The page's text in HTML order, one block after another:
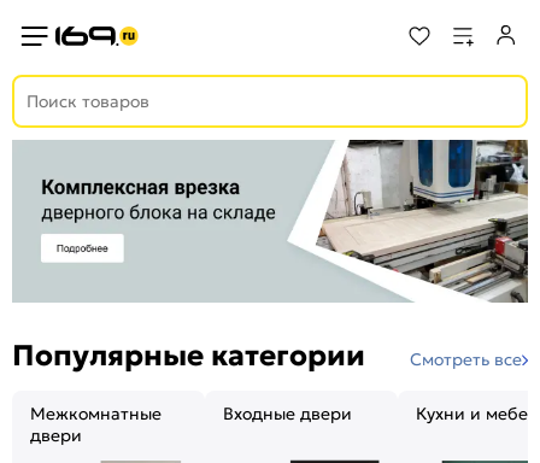
Популярные категории Смотреть все
Межкомнатные
двери
Входные двери Кухни и